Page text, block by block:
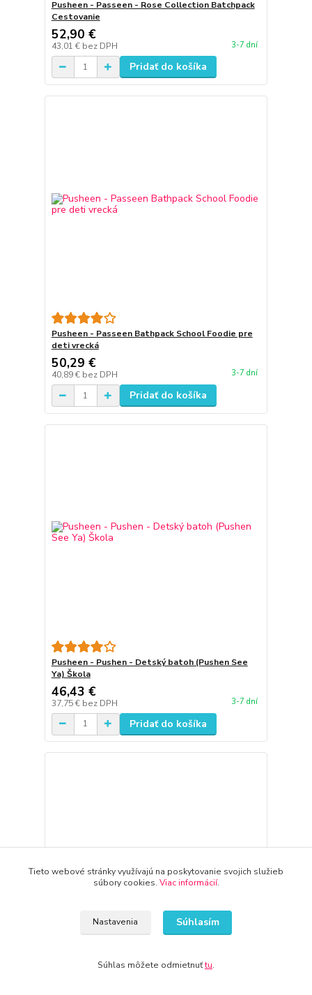
Pusheen - Passeen - Rose Collection Batchpack
Cestovanie
52,90 €
43,01 € bez DPH 3-7 dní
Pridať do košíka
Pusheen - Passeen Bathpack School Foodie pre
deti vrecká
50,29 €
40,89 € bez DPH 3-7 dní
Pridať do košíka
Pusheen - Pushen - Detský batoh (Pushen See
Ya) Škola
46,43 €
37,75 € bez DPH 3-7 dní
Pridať do košíka
Tieto webové stránky využívajú na poskytovanie svojich služieb
súbory cookies. Viac informácií.
Nastavenia Súhlasím
Súhlas môžete odmietnuťtu.